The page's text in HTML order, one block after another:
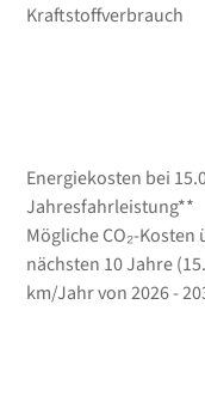
Kraftstoffverbrauch
Energiekosten bei
Jahresfahrleistung**
Mögliche CO₂-Kosten
nächsten 10 Jahre
km/Jahr von 2026 -